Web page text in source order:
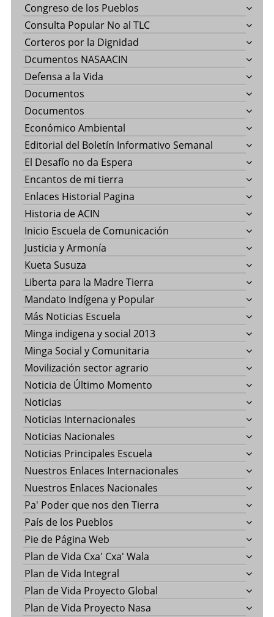
Congreso de los Pueblos
Consulta Popular No al TLC
Corteros por la Dignidad
Dcumentos NASAACIN
Defensa a la Vida
Documentos
Documentos
Económico Ambiental
Editorial del Boletín Informativo Semanal
El Desafío no da Espera
Encantos de mi tierra
Enlaces Historial Pagina
Historia de ACIN
Inicio Escuela de Comunicación
Justicia y Armonía
Kueta Susuza
Liberta para la Madre Tierra
Mandato Indígena y Popular
Más Noticias Escuela
Minga indigena y social 2013
Minga Social y Comunitaria
Movilización sector agrario
Noticia de Último Momento
Noticias
Noticias Internacionales
Noticias Nacionales
Noticias Principales Escuela
Nuestros Enlaces Internacionales
Nuestros Enlaces Nacionales
Pa' Poder que nos den Tierra
País de los Pueblos
Pie de Página Web
Plan de Vida Cxa' Cxa' Wala
Plan de Vida Integral
Plan de Vida Proyecto Global
Plan de Vida Proyecto Nasa